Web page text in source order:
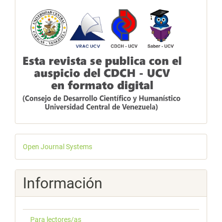
Desarrollado
por
Open Journal Systems
Información
Para lectores/as